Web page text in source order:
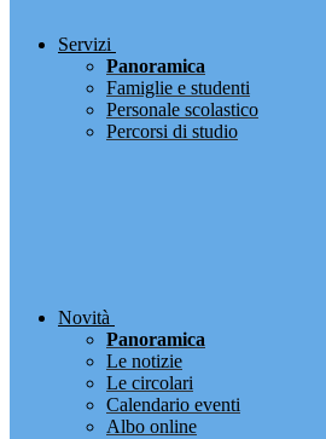
Servizi
Panoramica
Famiglie e studenti
Personale scolastico
Percorsi di studio
Novità
Panoramica
Le notizie
Le circolari
Calendario eventi
Albo online